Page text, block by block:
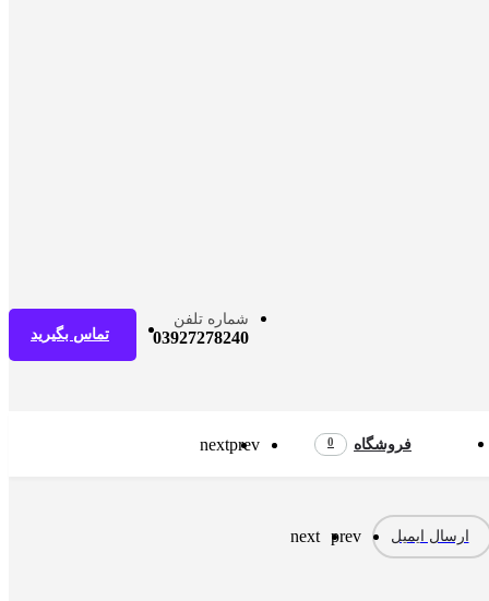
شماره تلفن
03927278240 تماس بگیرید
فروشگاه 0
prev
next
ارسال ایمیل prev
next